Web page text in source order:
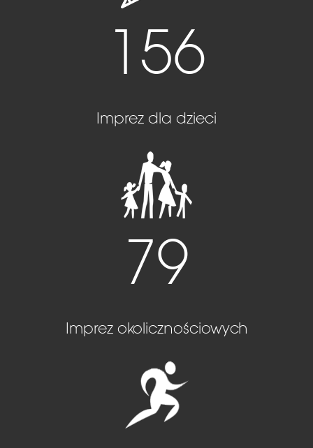
156
Imprez dla dzieci
79
Imprez okolicznościowych